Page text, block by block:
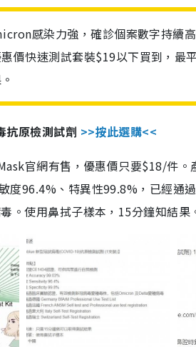
感染力強，確診個案數字持續
價快速測試套裝$19以下買到，最
抗原檢測試劑 >>按此選購<<
官網有售，優惠價只要$18/件
度96.4%、特異性99.8%，已經通
。使用鼻拭子樣本，15分鐘知結果